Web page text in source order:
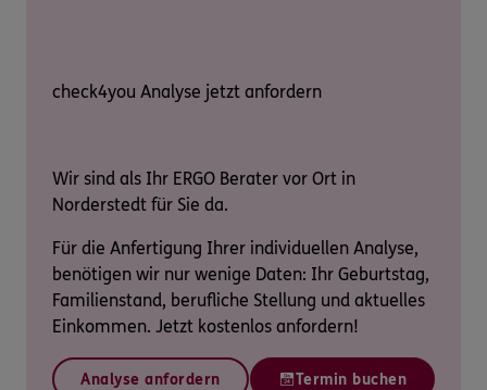
check4you Analyse jetzt anfordern
Wir sind als Ihr ERGO Berater vor Ort in
Norderstedt für Sie da.
Für die Anfertigung Ihrer individuellen Analyse,
benötigen wir nur wenige Daten: Ihr Geburtstag,
Familienstand, berufliche Stellung und aktuelles
Einkommen. Jetzt kostenlos anfordern!
Analyse anfordern Termin buchen